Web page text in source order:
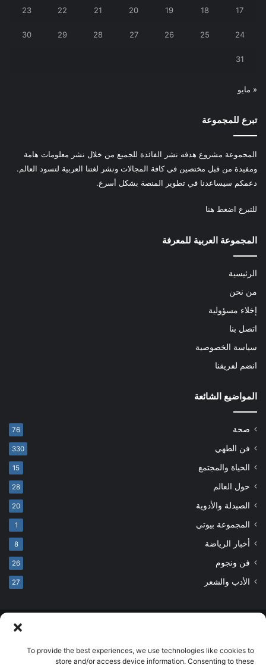
To provide the best experiences, we use technologies like cookies to
store and/or access device information. Consenting to these
17
18
19
20
21
22
23
24
25
26
27
28
29
30
31
« مايو
تبرع للمجموعة
المجموعة مشروع هدفه نشر الفائدة للجميع من خلال نشر معلومات هامة
ومفيدة من قبل مختصين في كافة المجالات ونشر لغتنا العربية لتسود العالم.
دعمكم سيساعدنا في تطوير المنصة بشكل أسرع.
للتبرع اضغط هنا
المجموعة العربية للمعرفة
الرئيسية
من نحن
إخلاء مسؤولية
اتصل بنا
سياسة الخصوصية
انضم لفريقنا
المواضيع الشائعة
صحة 76
فن الطهي 330
الحياة والمجتمع 15
حول العالم 28
الصيدلة والأدوية 20
المجموعة بيوتي 1
أخبار الرياضة 8
فن ونجوم 26
الأدب والشعر 27
developed by salehsounbol.com